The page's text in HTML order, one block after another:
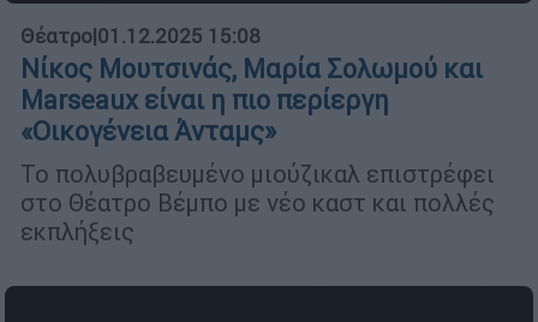
Θέατρο|01.12.2025 15:08
Νίκος Μουτσινάς, Μαρία Σολωμού και
Marseaux είναι η πιο περίεργη
«Οικογένεια Άνταμς»
Το πολυβραβευμένο μιούζικαλ επιστρέφει
στο Θέατρο Βέμπο με νέο καστ και πολλές
εκπλήξεις